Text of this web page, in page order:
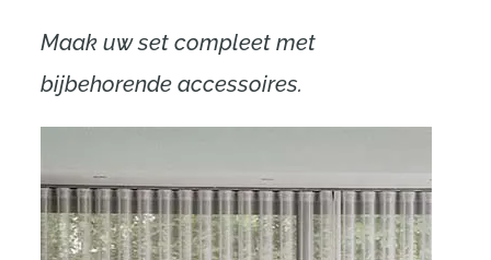
Maak uw set compleet met
bijbehorende accessoires.